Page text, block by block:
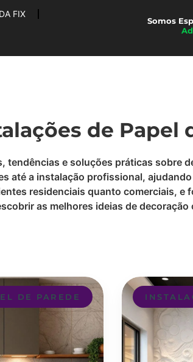
DA FIX Somos
até a instalação profissional,
residenciais quanto comerciais, e
as melhores ideias de decoração
DE PAREDE